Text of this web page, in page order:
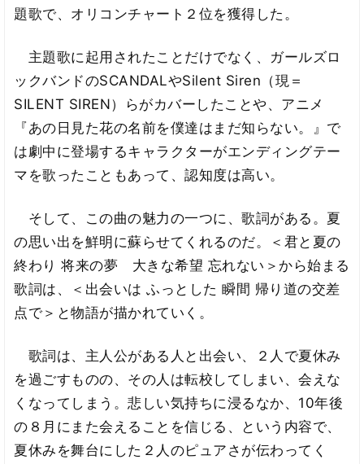
題歌で、オリコンチャート２位を獲得した。
主題歌に起用されたことだけでなく、ガールズロ
ックバンドのSCANDALやSilent Siren（現＝
SILENT SIREN）らがカバーしたことや、アニメ
『あの日見た花の名前を僕達はまだ知らない。』で
は劇中に登場するキャラクターがエンディングテー
マを歌ったこともあって、認知度は高い。
そして、この曲の魅力の一つに、歌詞がある。夏
の思い出を鮮明に蘇らせてくれるのだ。＜君と夏の
終わり 将来の夢 大きな希望 忘れない＞から始まる
歌詞は、＜出会いは ふっとした 瞬間 帰り道の交差
点で＞と物語が描かれていく。
歌詞は、主人公がある人と出会い、２人で夏休み
を過ごすものの、その人は転校してしまい、会えな
くなってしまう。悲しい気持ちに浸るなか、10年後
の８月にまた会えることを信じる、という内容で、
夏休みを舞台にした２人のピュアさが伝わってく